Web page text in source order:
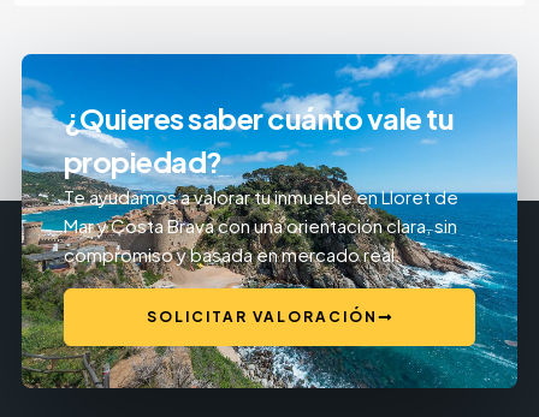
¿Quieres saber cuánto vale tu
propiedad?
Te ayudamos a valorar tu inmueble en Lloret de
Mar y Costa Brava con una orientación clara, sin
compromiso y basada en mercado real.
SOLICITAR VALORACIÓN